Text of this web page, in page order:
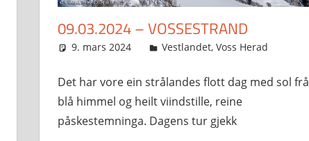
09.03.2024 – VOSSESTRAND
9. mars 2024 Svein
Vestlandet,Voss Herad
Det har vore ein strålandes flott dag med sol frå
blå himmel og heilt viindstille, reine
påskestemninga. Dagens tur gjekk